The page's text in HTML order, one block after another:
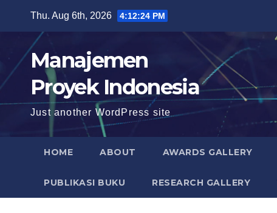
content
Thu. Aug 6th, 2026 4:12:25 PM
Manajemen
Proyek Indonesia
Just another WordPress site
HOME ABOUT AWARDS GALLERY
PUBLIKASI BUKU RESEARCH GALLERY